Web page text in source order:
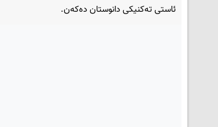
ئاستی تەکنیکی دانوستان دەکەن.